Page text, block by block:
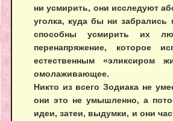
ни усмирить, они исследуют
уголка, куда бы ни забрались
способны усмирить их
перенапряжение, которое
естественным
омолаживающее.
Никто из всего Зодиака не
они это не умышленно, а
идеи, затеи, выдумки, и они